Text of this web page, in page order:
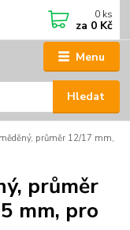
Menu
Hledat
0 ks
za 0 Kč
průměr 12/17 mm,
průměr
mm, pro